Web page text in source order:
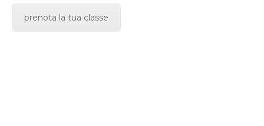
prenota la tua classe